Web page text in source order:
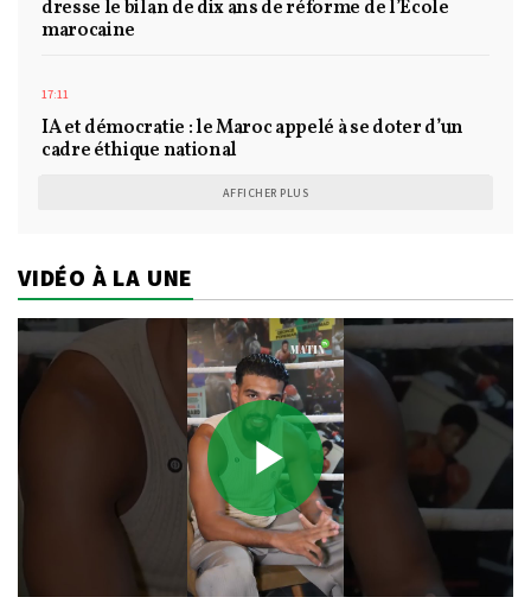
dresse le bilan de dix ans de réforme de l’École
marocaine
17:11
IA et démocratie : le Maroc appelé à se doter d’un
cadre éthique national
AFFICHER PLUS
VIDÉO À LA UNE
Play